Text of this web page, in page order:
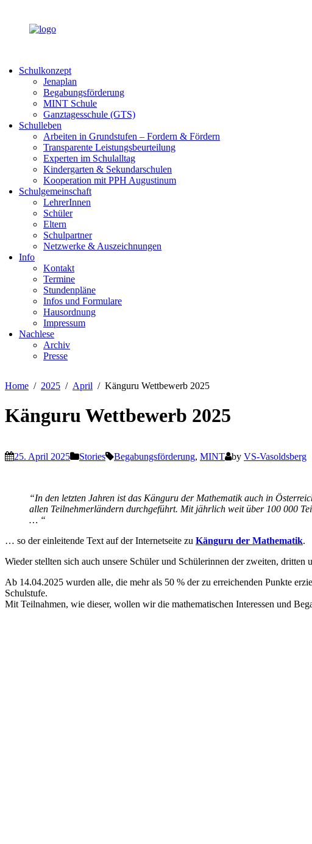
Schulkonzept
Jenaplan
Begabungsförderung
MINT Schule
Ganztagesschule (GTS)
Schulleben
Arbeiten in Grundstufen – Fordern & Fördern
Transparente Leistungsbeurteilung
Experten im Schulalltag
Kindergarten & Sekundarschulen
Kooperation mit PPH Augustinum
Schulgemeinschaft
LehrerInnen
Schüler
Eltern
Schulpartner
Netzwerke & Auszeichnungen
Info
Kontakt
Termine
Stundenpläne
Infos und Formulare
Hausordnung
Impressum
Nachlese
Archiv
Presse
Home 2025 April Känguru Wettbewerb 2025
Känguru Wettbewerb 2025
25. April 2025 Stories Begabungsförderung, MINT by VS-Vasoldsberg
“In den letzten Jahren ist das Känguru der Mathematik auch in
allen Teilnehmerländern durchgeführt. Mit jährlich weit über 100 000
… “
… so der einleitende Text auf der Internetseite zu Känguru der Mathematik.
Wieder stellten sich auch unsere Schüler und Schülerinnen der zweiten,
Ab 14.04.2025 wurden alle, die mehr als 50 % der zu erreichenden Punkte
Schulstufe.
Mit Teilnahmen, wie dieser, wollen wir die mathematischen Interessen und